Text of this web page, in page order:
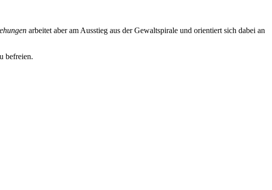
arbeitet aber am Ausstieg aus der Gewaltspirale und orientiert sich dabei an
befreien.